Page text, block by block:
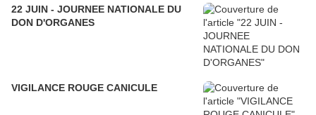
22 JUIN - JOURNEE NATIONALE DU
DON D'ORGANES
VIGILANCE ROUGE CANICULE